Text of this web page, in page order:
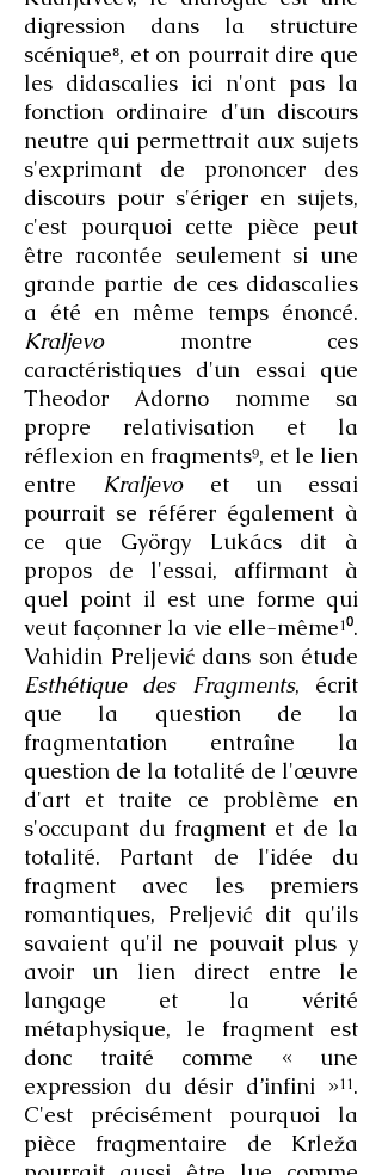
digression dans la structure
scénique⁸, et on pourrait dire que
les didascalies ici n'ont pas la
fonction ordinaire d'un discours
neutre qui permettrait aux sujets
s'exprimant de prononcer des
discours pour s'ériger en sujets,
c'est pourquoi cette pièce peut
être racontée seulement si une
grande partie de ces didascalies
a été en même temps énoncé.
Kraljevomontre ces
caractéristiques d'un essai que
Theodor Adorno nomme sa
propre relativisation et la
réflexion en fragments⁹, et le lien
entre Kraljevo et un essai
pourrait se référer également à
ce que György Lukács dit à
propos de l'essai, affirmant à
quel point il est une forme qui
veut façonner la vie elle-même¹⁰.
Vahidin Preljević dans son étude
Esthétique des Fragments, écrit
que la question de la
fragmentation entraîne la
question de la totalité de l'œuvre
d'art et traite ce problème en
s'occupant du fragment et de la
totalité. Partant de l'idée du
fragment avec les premiers
romantiques, Preljević dit qu'ils
savaient qu'il ne pouvait plus y
avoir un lien direct entre le
langage et la vérité
métaphysique, le fragment est
donc traité comme « une
expression du désir d’infini »¹¹.
C'est précisément pourquoi la
pièce fragmentaire de Krleža